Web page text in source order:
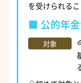
を受けられる
公的年
対象